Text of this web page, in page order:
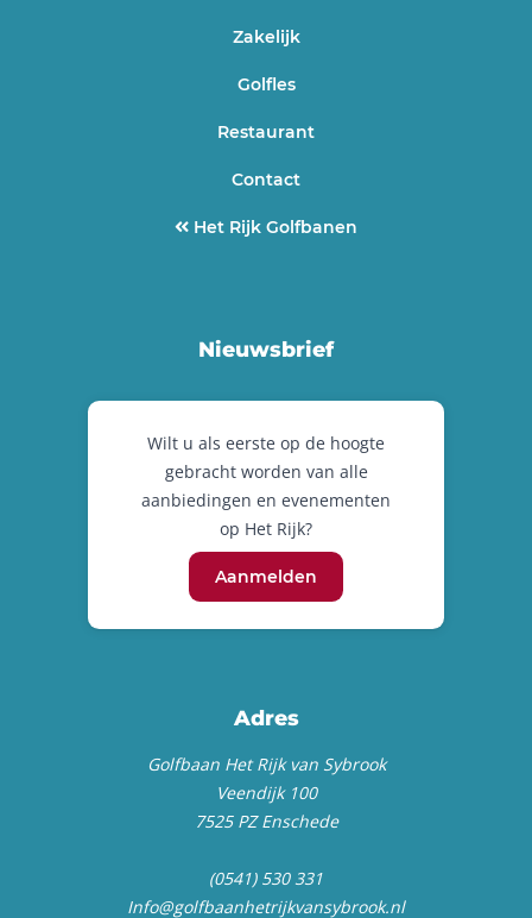
Zakelijk
Golfles
Restaurant
Contact
Het Rijk Golfbanen
Nieuwsbrief
Wilt u als eerste op de hoogte
gebracht worden van alle
aanbiedingen en evenementen
op Het Rijk?
Aanmelden
Adres
Golfbaan Het Rijk van Sybrook
Veendijk 100
7525 PZ Enschede
(0541) 530 331
Info@golfbaanhetrijkvansybrook.nl